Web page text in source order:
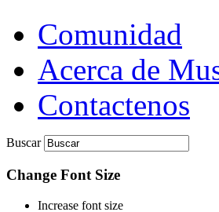
Comunidad
Acerca de
Contactenos
Buscar
Change Font Size
Increase font size